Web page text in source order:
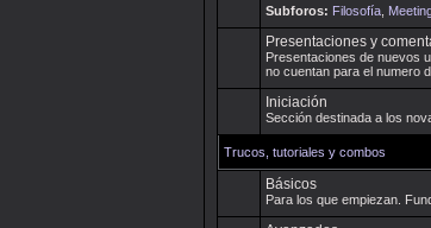
Subforos:Filosofía,
Presentaciones y
Presentaciones de
foro no cuentan para el
Iniciación
Sección destinada a los
admin.
Trucos, tutoriales y combos
Básicos
Para los que empiezan.